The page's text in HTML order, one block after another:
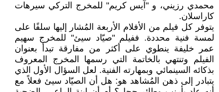
محمدي رزيني، و "آيس كريم" للمخرج التركي سيرهات
كاراسلان.
يتوفر كل فيلم من الأفلام الأربعة المُشار إليها سلفًا على
لمسة فنية محددة. ففيلم "صيّاد سيئ" للمخرج سهيم
عمر خليفة ينطوي على أكثر من مفارقة تبدأ بعنوان
الفيلم وتنتهي بالخاتمة التي رسمها المخرج المعروف
بذكائه السينمائي وبمهارته الفنية. لعل السؤال الأول الذي
يتبادر إلى ذهن المُشاهد هو: هل أن الصيّاد سيئ فعلاً مع